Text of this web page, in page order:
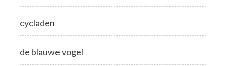
cycladen
de blauwe vogel